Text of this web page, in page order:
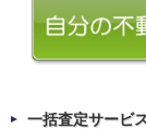
一括査定サービ